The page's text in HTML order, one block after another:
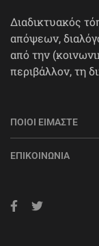
Διαδικτυακός
απόψεων,
από την
περιβάλλον, τη
ΠΟΙΟΙ ΕΊΜΑΣΤΕ
ΕΠΙΚΟΙΝΩΝΊΑ